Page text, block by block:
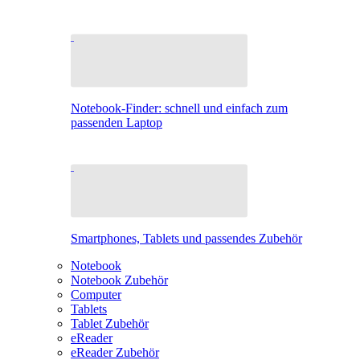
Notebook-Finder: schnell und einfach zum
passenden Laptop
Smartphones, Tablets und passendes Zubehör
Notebook
Notebook Zubehör
Computer
Tablets
Tablet Zubehör
eReader
eReader Zubehör